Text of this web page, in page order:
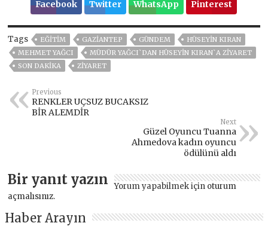
Facebook Twitter WhatsApp Pinterest
Tags EĞITIM GAZIANTEP GÜNDEM
HÜSEYIN KIRAN
MEHMET YAĞCI
MÜDÜR YAĞCI`DAN HÜSEYIN KIRAN`A ZIYARET
SON DAKIKA
ZIYARET
Previous
RENKLER UÇSUZ BUCAKSIZ
BİR ALEMDİR
Next
Güzel Oyuncu Tuanna
Ahmedova kadın oyuncu
ödülünü aldı
Bir yanıt yazın Yorum yapabilmek için oturum
açmalısınız.
Haber Arayın